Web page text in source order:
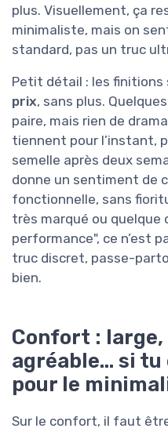
plus. Visuellement, ça
minimaliste, mais on
standard, pas un truc
Petit détail : les finitions
prix, sans plus.
paire, mais rien de
tiennent pour l’instant,
semelle après deux
donne un sentiment de
fonctionnelle, sans
très marqué ou quelque
performance", ce n’est
truc discret, passe-
bien.
Confort :
agréable… si tu
pour le
Sur le confort, il faut